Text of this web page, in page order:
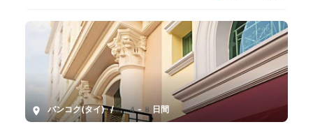
バンコク(タイ) / 4-8日間